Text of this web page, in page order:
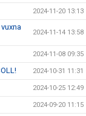
2024-11-20 13:13
2024-11-14 13:58
2024-11-08 09:35
2024-10-31 11:31
2024-10-25 12:49
2024-09-20 11:15